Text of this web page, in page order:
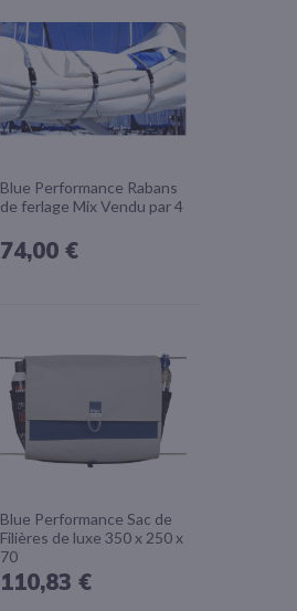
Blue Performance Rabans
de ferlage Mix Vendu par 4
74,00 €
Blue Performance Sac de
Filières de luxe 350 x 250 x
70
110,83 €